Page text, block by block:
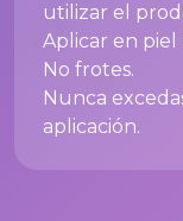
utilizar el
Aplicar en piel
No frotes.
Nunca
aplicación.